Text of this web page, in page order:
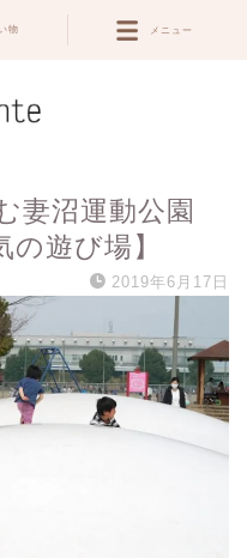
メニュー
物
妻沼運動公園
の遊び場】
2019年6月17日